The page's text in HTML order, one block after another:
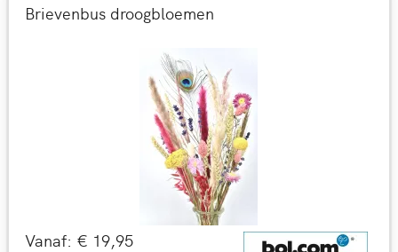
Brievenbus droogbloemen
Vanaf: € 19,95